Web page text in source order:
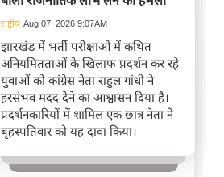
राष्ट्रीय Aug 07, 2026 9:07AM
झारखंड में भर्ती परीक्षाओं में कथित
अनियमितताओं के खिलाफ प्रदर्शन कर रहे
युवाओं को कांग्रेस नेता राहुल गांधी ने
हरसंभव मदद देने का आश्वासन दिया है।
प्रदर्शनकारियों में शामिल एक छात्र नेता ने
बृहस्पतिवार को यह दावा किया।